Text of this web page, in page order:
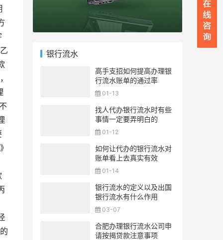
银行流水
高手支招如何提高办理银
行流水账单的通过率
01-13
找人代办银行流水时有些
事情一定要弄明白的
01-12
如何让代办的银行流水对
账单看上去真实有效
01-14
银行流水的定义以及出国
银行流水有什么作用
03-07
合肥办理银行流水公司申
请按揭贷款注意事项